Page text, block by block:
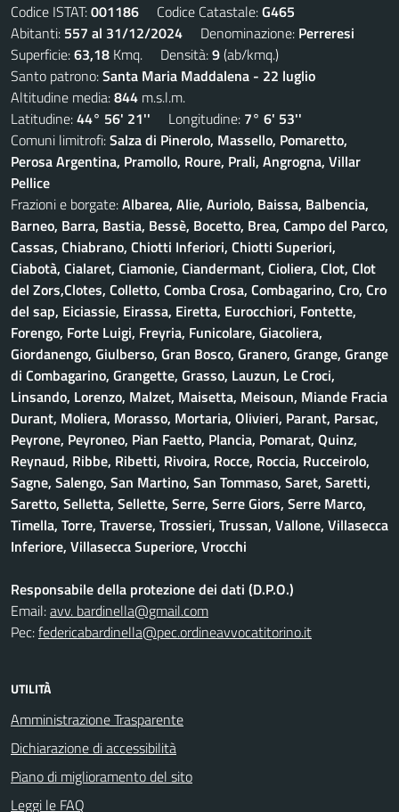
Codice ISTAT:001186 Codice Catastale:G465
Abitanti: 557 al 31/12/2024 Denominazione: Perreresi
Superficie:63,18 Kmq. Densità:9(ab/kmq.)
Santo patrono:Santa Maria Maddalena - 22 luglio
Altitudine media:844 m.s.l.m.
Latitudine:44° 56' 21'' Longitudine: 7° 6' 53''
Comuni limitrofi:Salza di Pinerolo, Massello, Pomaretto,
Perosa Argentina, Pramollo, Roure, Prali, Angrogna, Villar
Pellice
Frazioni e borgate:Albarea, Alie, Auriolo, Baissa, Balbencia,
Barneo, Barra, Bastia, Bessè, Bocetto, Brea, Campo del Parco,
Cassas, Chiabrano, Chiotti Inferiori, Chiotti Superiori,
Ciabotà, Cialaret, Ciamonie, Ciandermant, Cioliera, Clot, Clot
del Zors,Clotes, Colletto, Comba Crosa, Combagarino, Cro, Cro
del sap, Eiciassie, Eirassa, Eiretta, Eurocchiori, Fontette,
Forengo, Forte Luigi, Freyria, Funicolare, Giacoliera,
Giordanengo, Giulberso, Gran Bosco, Granero, Grange, Grange
di Combagarino, Grangette, Grasso, Lauzun, Le Croci,
Linsando, Lorenzo, Malzet, Maisetta, Meisoun, Miande Fracia
Durant, Moliera, Morasso, Mortaria, Olivieri, Parant, Parsac,
Peyrone, Peyroneo, Pian Faetto, Plancia, Pomarat, Quinz,
Reynaud, Ribbe, Ribetti, Rivoira, Rocce, Roccia, Rucceirolo,
Sagne, Salengo, San Martino, San Tommaso, Saret, Saretti,
Saretto, Selletta, Sellette, Serre, Serre Giors, Serre Marco,
Timella, Torre, Traverse, Trossieri, Trussan, Vallone, Villasecca
Inferiore, Villasecca Superiore, Vrocchi
Responsabile della protezione dei dati (D.P.O.)
Email:avv. bardinella@gmail.com
Pec:federicabardinella@pec.ordineavvocatitorino.it
UTILITÀ
Amministrazione Trasparente
Dichiarazione di accessibilità
Piano di miglioramento del sito
Leggi le FAQ